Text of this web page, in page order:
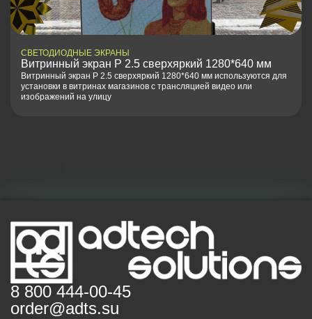
СВЕТОДИОДНЫЕ ЭКРАНЫ
Витринный экран P 2.5 сверхяркий 1280*640 мм
Витринный экран P 2.5 сверхяркий 1280*640 мм используются для
установки в витринах магазинов с трансляцией видео или
изображений на улицу
8 800 444-00-45
order@adts.su